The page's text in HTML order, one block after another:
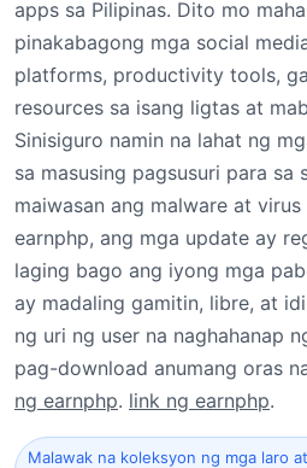
apps sa Pilipinas. Dito mo
pinakabagong mga social
platforms, productivity tools,
resources sa isang ligtas at
Sinisiguro namin na lahat ng
sa masusing pagsusuri para sa
maiwasan ang malware at virus
earnphp, ang mga update ay
laging bago ang iyong mga
ay madaling gamitin, libre, at
ng uri ng user na naghahanap
pag-download anumang oras
ng earnphp. link ng earnphp.
Malawak na koleksyon ng mga laro